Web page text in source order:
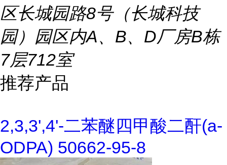
区长城园路8号（长城科技
园）园区内A、B、D厂房B栋
7层712室
推荐产品
2,3,3',4'-二苯醚四甲酸二酐(a-
ODPA) 50662-95-8